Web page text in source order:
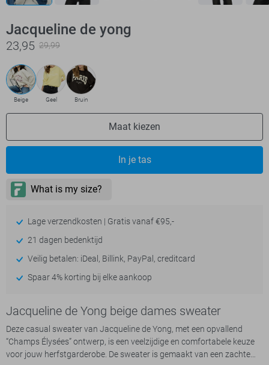
Jacqueline de yong
23,95 29,99
Beige Geel Bruin
Maat kiezen
In je tas
Lage verzendkosten | Gratis vanaf €95,-
21 dagen bedenktijd
Veilig betalen: iDeal, Billink, PayPal, creditcard
Spaar 4% korting bij elke aankoop
Jacqueline de Yong beige dames sweater
Deze casual sweater van Jacqueline de Yong, met een opvallend
“Champs Élysées” ontwerp, is een veelzijdige en comfortabele keuze
voor jouw herfstgarderobe. De sweater is gemaakt van een zachte